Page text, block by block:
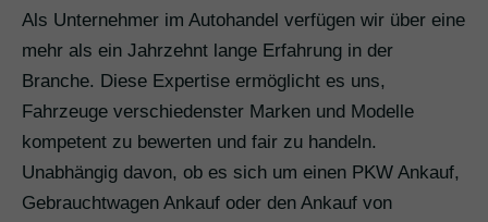
Als Unternehmer im Autohandel verfügen wir über eine
mehr als ein Jahrzehnt lange Erfahrung in der
Branche. Diese Expertise ermöglicht es uns,
Fahrzeuge verschiedenster Marken und Modelle
kompetent zu bewerten und fair zu handeln.
Unabhängig davon, ob es sich um einen PKW Ankauf,
Gebrauchtwagen Ankauf oder den Ankauf von